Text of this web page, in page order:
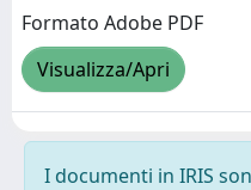
Formato Adobe PDF
Visualizza/Apri
I documenti in IRIS